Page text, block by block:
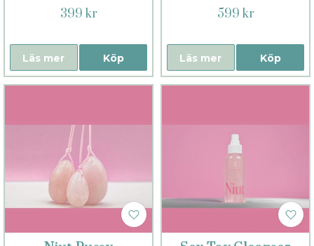
399 kr
Köp
Läs mer
599 kr
Köp
Läs mer